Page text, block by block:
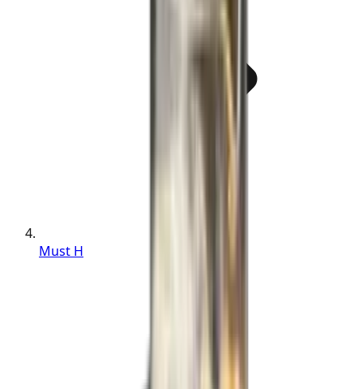
Must H